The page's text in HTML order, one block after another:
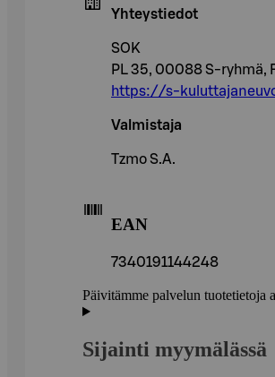
Yhteystiedot
SOK
PL 35, 00088 S-ryhmä,
https://s-
Valmistaja
Tzmo S.A.
EAN
7340191144248
Päivitämme palvelun tuotetietoja
Sijainti myymälässä